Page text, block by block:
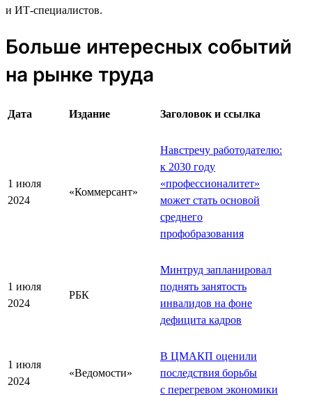
и ИТ-специалистов.
Больше интересных событий
на рынке труда
Дата Издание Заголовок и ссылка
1 июля
2024
«Коммерсант»
Навстречу работодателю:
к 2030 году
«профессионалитет»
может стать основой
среднего
профобразования
1 июля
2024
РБК
Минтруд запланировал
поднять занятость
инвалидов на фоне
дефицита кадров
1 июля
2024
«Ведомости»
В ЦМАКП оценили
последствия борьбы
с перегревом экономики